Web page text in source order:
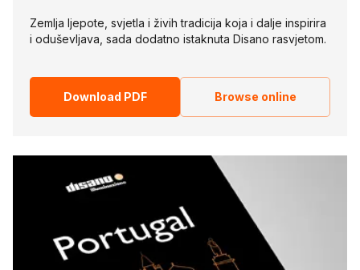
Zemlja ljepote, svjetla i živih tradicija koja i dalje inspirira
i oduševljava, sada dodatno istaknuta Disano rasvjetom.
Download PDF Browse online